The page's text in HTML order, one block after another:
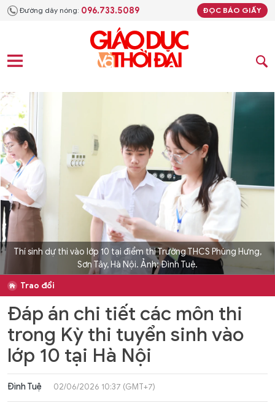
Đường dây nóng: 096.733.5089 ĐỌC BÁO GIẤY
Thí sinh dự thi vào lớp 10 tại điểm thi Trường THCS Phùng Hưng,
Sơn Tây, Hà Nội. Ảnh: Đình Tuệ.
Trao đổi
Đáp án chi tiết các môn thi
trong Kỳ thi tuyển sinh vào
lớp 10 tại Hà Nội
Đình Tuệ 02/06/2026 10:37 (GMT+7)